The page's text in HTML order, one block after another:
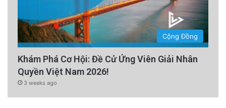
Cộng Đồng
Khám Phá Cơ Hội: Đề Cử Ứng Viên Giải Nhân
Quyền Việt Nam 2026!
3 weeks ago